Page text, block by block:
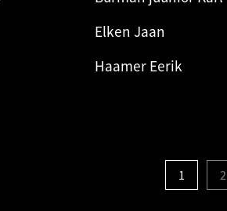
Elken Jaan
Haamer Eerik
1 2